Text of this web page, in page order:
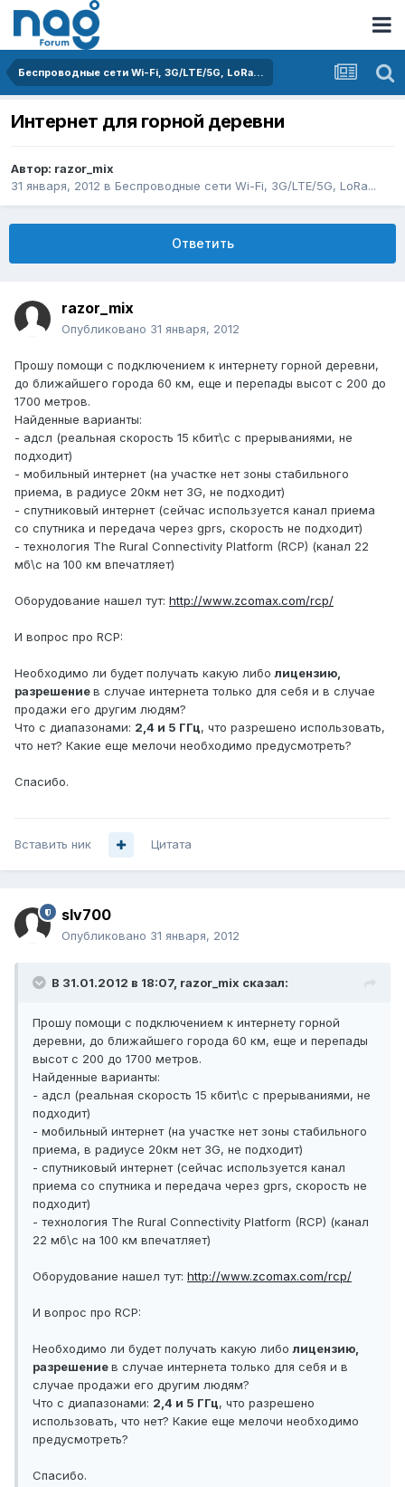
Беспроводные сети Wi-Fi, 3G/LTE/5G, LoRa...
Интернет для горной деревни
Автор: razor_mix
31 января, 2012 в Беспроводные сети Wi-Fi, 3G/LTE/5G, LoRa...
Ответить
razor_mix
Опубликовано 31 января, 2012
Прошу помощи с подключением к интернету горной деревни,
до ближайшего города 60 км, еще и перепады высот с 200 до
1700 метров.
Найденные варианты:
- адсл (реальная скорость 15 кбит\с с прерываниями, не
подходит)
- мобильный интернет (на участке нет зоны стабильного
приема, в радиусе 20км нет 3G, не подходит)
- спутниковый интернет (сейчас используется канал приема
со спутника и передача через gprs, скорость не подходит)
- технология The Rural Connectivity Platform (RCP) (канал 22
мб\с на 100 км впечатляет)
Оборудование нашел тут: http://www.zcomax.com/rcp/
И вопрос про RCP:
Необходимо ли будет получать какую либолицензию,
разрешениев случае интернета только для себя и в случае
продажи его другим людям?
Что с диапазонами: 2,4 и 5 ГГц, что разрешено использовать,
что нет? Какие еще мелочи необходимо предусмотреть?
Спасибо.
Вставить ник Цитата
slv700
Опубликовано 31 января, 2012
В 31.01.2012 в 18:07, razor_mix сказал:
Прошу помощи с подключением к интернету горной
деревни, до ближайшего города 60 км, еще и перепады
высот с 200 до 1700 метров.
Найденные варианты:
- адсл (реальная скорость 15 кбит\с с прерываниями, не
подходит)
- мобильный интернет (на участке нет зоны стабильного
приема, в радиусе 20км нет 3G, не подходит)
- спутниковый интернет (сейчас используется канал
приема со спутника и передача через gprs, скорость не
подходит)
- технология The Rural Connectivity Platform (RCP) (канал
22 мб\с на 100 км впечатляет)
Оборудование нашел тут: http://www.zcomax.com/rcp/
И вопрос про RCP:
Необходимо ли будет получать какую либолицензию,
разрешениев случае интернета только для себя и в
случае продажи его другим людям?
Что с диапазонами: 2,4 и 5 ГГц, что разрешено
использовать, что нет? Какие еще мелочи необходимо
предусмотреть?
Спасибо.